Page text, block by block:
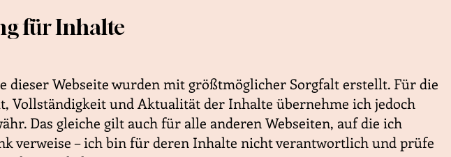
für Inhalte
dieser Webseite wurden mit größtmöglicher Sorgfalt erstellt. Für die
Vollständigkeit und Aktualität der Inhalte übernehme ich jedoch
Das gleiche gilt auch für alle anderen Webseiten, auf die ich
verweise – ich bin für deren Inhalte nicht verantwortlich und prüfe